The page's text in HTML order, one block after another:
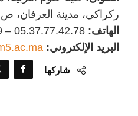
ركراكي، مدينة العرفان، ص. ب: 1072 –
الهاتف:
البريد الإلكتروني:
شاركها